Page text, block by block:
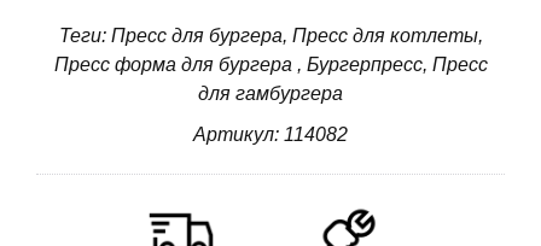
Теги: Пресс для бургера, Пресс для котлеты,
Пресс форма для бургера , Бургерпресс, Пресс
для гамбургера
Артикул: 114082